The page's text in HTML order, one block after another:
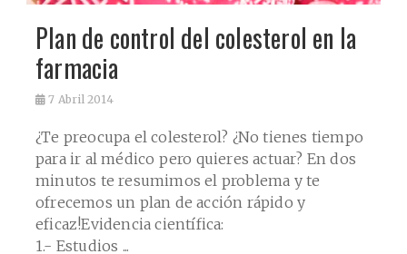
Plan de control del colesterol en la
farmacia
7 Abril 2014
¿Te preocupa el colesterol? ¿No tienes tiempo
para ir al médico pero quieres actuar? En dos
minutos te resumimos el problema y te
ofrecemos un plan de acción rápido y
eficaz!Evidencia científica:
1.- Estudios ...